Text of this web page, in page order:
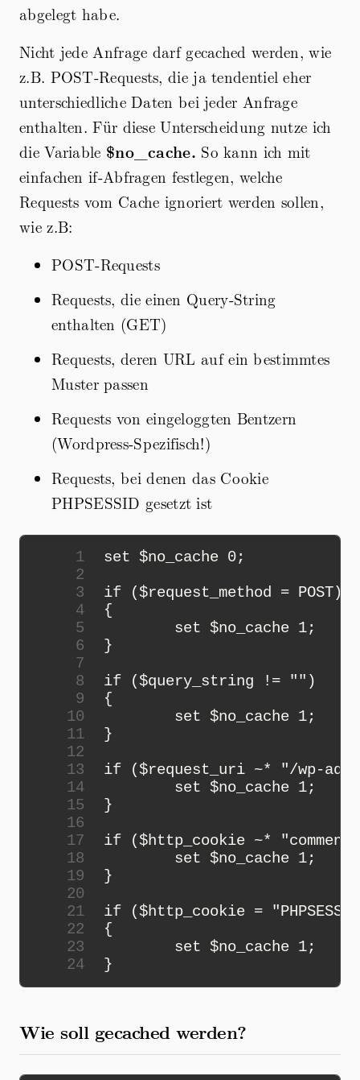
abgelegt habe.
Nicht jede Anfrage darf gecached werden, wie
z.B. POST-Requests, die ja tendentiel eher
unterschiedliche Daten bei jeder Anfrage
enthalten. Für diese Unterscheidung nutze ich
die Variable $no_cache. So kann ich mit
einfachen if-Abfragen festlegen, welche
Requests vom Cache ignoriert werden sollen,
wie z.B:
POST-Requests
Requests, die einen Query-String
enthalten (GET)
Requests, deren URL auf ein bestimmtes
Muster passen
Requests von eingeloggten Bentzern
(Wordpress-Spezifisch!)
Requests, bei denen das Cookie
PHPSESSID gesetzt ist
1
2
3
4
5
6
7
8
9
10
11
12
13
14
15
16
17
18
19
20
21
22
23
24
Wie soll gecached werden?